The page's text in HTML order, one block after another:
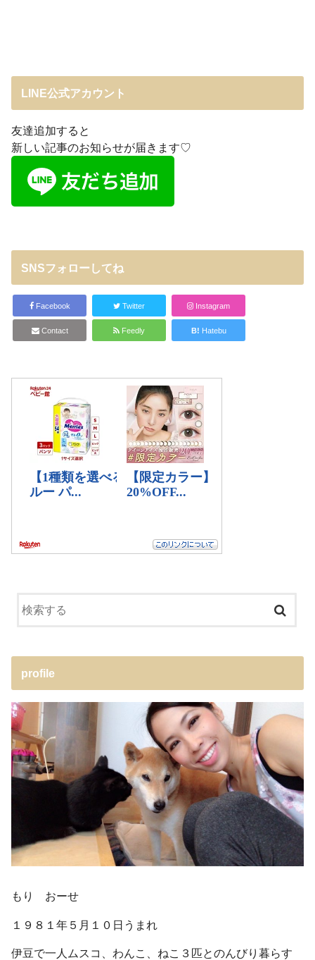
LINE公式アカウント
友達追加すると
新しい記事のお知らせが届きます♡
SNSフォローしてね
Facebook Twitter Instagram
Contact Feedly B! Hatebu
profile
もり おーせ
１９８１年５月１０日うまれ
伊豆で一人ムスコ、わんこ、ねこ３匹とのんびり暮らす